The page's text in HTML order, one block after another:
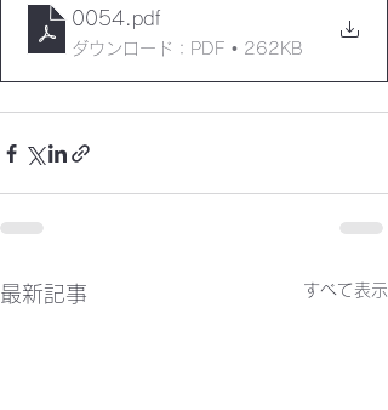
0054 .pdf
ダウンロード：PDF • 262KB
最新記事 すべて表示